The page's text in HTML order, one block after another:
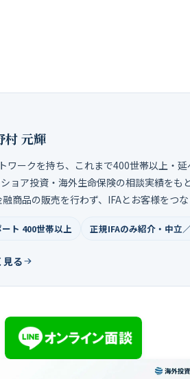
元輝
ワークを持ち、これまで400世帯以上・
ョア投資・海外生命保険の相談実績をも
商品の販売を行わず、IFAとお客様をつな
ト 400世帯以上 正規IFAのみ紹介・中立
見る